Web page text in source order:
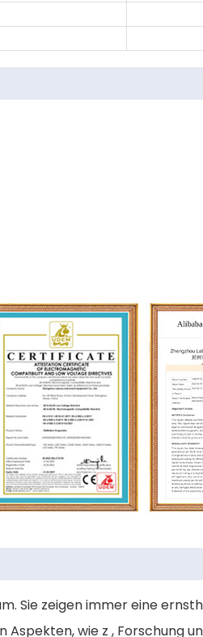
zeigen immer eine
wie z , Forschung